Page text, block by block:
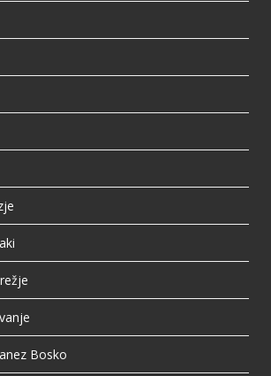
Bosko